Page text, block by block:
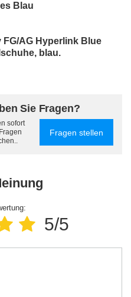
Blau
FG/AG Hyperlink Blue
blau.
Sie Fragen?
sofort
Fragen stellen
5/5